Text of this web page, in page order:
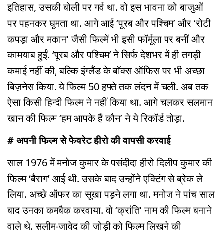
इतिहास, उसकी बोली पर गर्व था. वो इस भावना को बाजुओं
पर पहनकर घूमता था. आगे आई ‘पूरब और पश्चिम’ और ‘रोटी
कपड़ा और मकान’ जैसी फिल्में भी इसी फॉर्मूला पर बनीं और
कामयाब हुईं. ‘पूरब और पश्चिम’ ने सिर्फ देशभर में ही तगड़ी
कमाई नहीं की, बल्कि इंग्लैंड के बॉक्स ऑफिस पर भी अच्छा
बिज़नेस किया. ये फिल्म 50 हफ्ते तक लंदन में चली. अब तक
ऐसा किसी हिन्दी फिल्म ने नहीं किया था. आगे चलकर सलमान
खान की फिल्म ‘हम आपके हैं कौन’ ने ये रिकॉर्ड तोड़ा.
# अपनी फिल्म से फेवरेट हीरो की वापसी करवाई
साल 1976 में मनोज कुमार के पसंदीदा हीरो दिलीप कुमार की
फिल्म ‘बैराग’ आई थी. उसके बाद उन्होंने एक्टिंग से ब्रेक ले
लिया. अच्छे ऑफर का सूखा पड़ने लगा था. मनोज ने पांच साल
बाद उनका कमबैक करवाया. वो ‘क्रांति’ नाम की फिल्म बनाने
वाले थे. सलीम-जावेद की जोड़ी को फिल्म लिखने की